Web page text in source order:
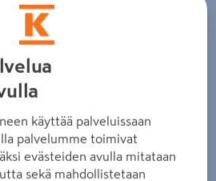
käyttää palveluissaan
palvelumme toimivat
evästeiden avulla mitataan
sekä mahdollistetaan